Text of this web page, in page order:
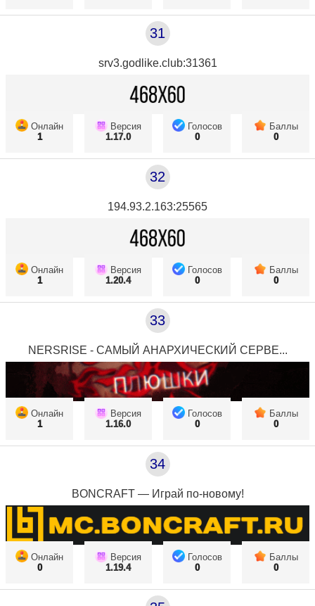
31
srv3.godlike.club:31361
Онлайн
1
Версия
1.17.0
Голосов
0
Баллы
0
32
194.93.2.163:25565
Онлайн
1
Версия
1.20.4
Голосов
0
Баллы
0
33
NERSRISE - САМЫЙ АНАРХИЧЕСКИЙ СЕРВЕ...
Онлайн
1
Версия
1.16.0
Голосов
0
Баллы
0
34
BONCRAFT — Играй по-новому!
Онлайн
0
Версия
1.19.4
Голосов
0
Баллы
0